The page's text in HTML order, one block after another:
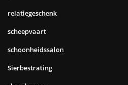
relatiegeschenk
scheepvaart
schoonheidssalon
Sierbestrating